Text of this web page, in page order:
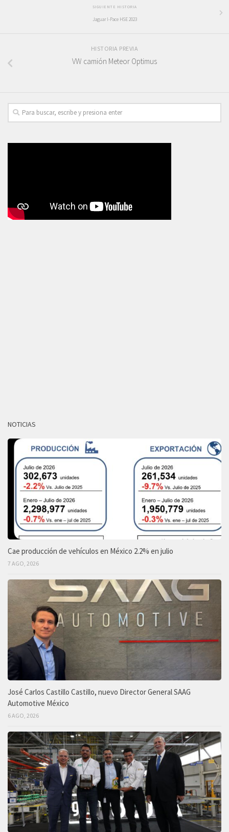
SIGUIENTE HISTORIA
Jaguar I-Pace HSE 2023
HISTORIA PREVIA
VW camión Meteor Optimus
NOTICIAS
Cae producción de vehículos en México 2.2% en julio
7 AGO, 2026
José Carlos Castillo Castillo, nuevo Director General SAAG
Automotive México
6 AGO, 2026